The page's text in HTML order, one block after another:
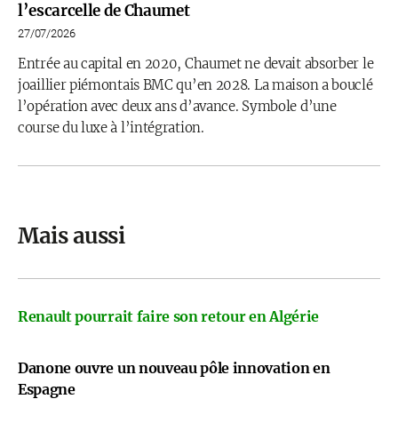
l’escarcelle de Chaumet
27/07/2026
Entrée au capital en 2020, Chaumet ne devait absorber le
joaillier piémontais BMC qu’en 2028. La maison a bouclé
l’opération avec deux ans d’avance. Symbole d’une
course du luxe à l’intégration.
Mais aussi
Renault pourrait faire son retour en Algérie
Danone ouvre un nouveau pôle innovation en
Espagne